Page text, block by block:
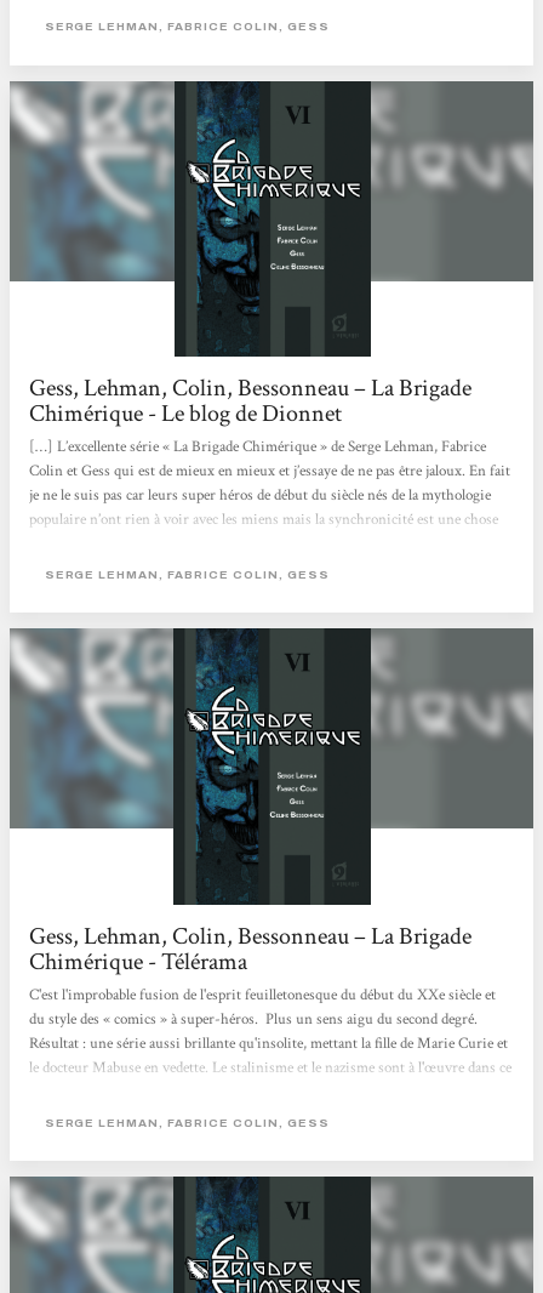
: des humains que la guerre des tranchées, en 14-18, a transformé… Un univers
SERGE LEHMAN, FABRICE COLIN, GESS
Gess, Lehman, Colin, Bessonneau – La Brigade
Chimérique - Le blog de Dionnet
[…] L’excellente série « La Brigade Chimérique » de Serge Lehman, Fabrice
Colin et Gess qui est de mieux en mieux et j’essaye de ne pas être jaloux. En fait
je ne le suis pas car leurs super héros de début du siècle nés de la mythologie
populaire n’ont rien à voir avec les miens mais la synchronicité est une chose
maintenant? presque tous en même temps car je sais qu’il y en aura d’autres.
SERGE LEHMAN, FABRICE COLIN, GESS
Gess, Lehman, Colin, Bessonneau – La Brigade
Chimérique - Télérama
C'est l'improbable fusion de l'esprit feuilletonesque du début du XXe siècle et
du style des « comics » à super-héros. Plus un sens aigu du second degré.
Résultat : une série aussi brillante qu'insolite, mettant la fille de Marie Curie et
le docteur Mabuse en vedette. Le stalinisme et le nazisme sont à l'œuvre dans ce
Fritz Lang. Savoureux.
SERGE LEHMAN, FABRICE COLIN, GESS